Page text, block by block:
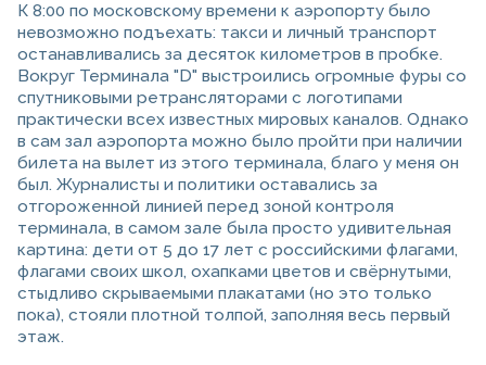
К 8:00 по московскому времени к аэропорту было
невозможно подъехать: такси и личный транспорт
останавливались за десяток километров в пробке.
Вокруг Терминала "D" выстроились огромные фуры со
спутниковыми ретрансляторами с логотипами
практически всех известных мировых каналов. Однако
в сам зал аэропорта можно было пройти при наличии
билета на вылет из этого терминала, благо у меня он
был. Журналисты и политики оставались за
отгороженной линией перед зоной контроля
терминала, в самом зале была просто удивительная
картина: дети от 5 до 17 лет с российскими флагами,
флагами своих школ, охапками цветов и свёрнутыми,
стыдливо скрываемыми плакатами (но это только
пока), стояли плотной толпой, заполняя весь первый
этаж.